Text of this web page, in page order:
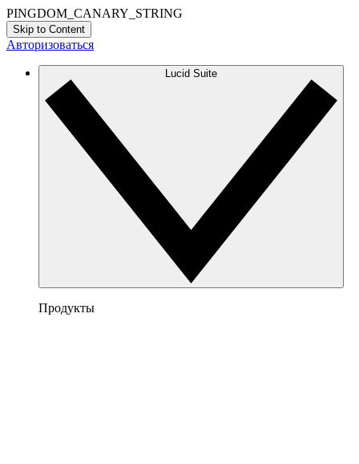
PINGDOM_CANARY_STRING
Skip to Content
Авторизоваться
Lucid Suite
Продукты